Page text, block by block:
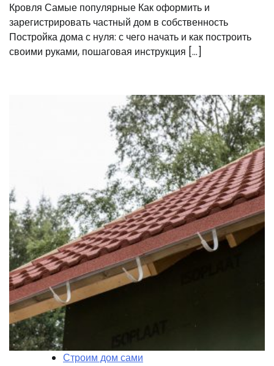
Кровля Самые популярные Как оформить и
зарегистрировать частный дом в собственность
Постройка дома с нуля: с чего начать и как построить
своими руками, пошаговая инструкция […]
Строим дом сами